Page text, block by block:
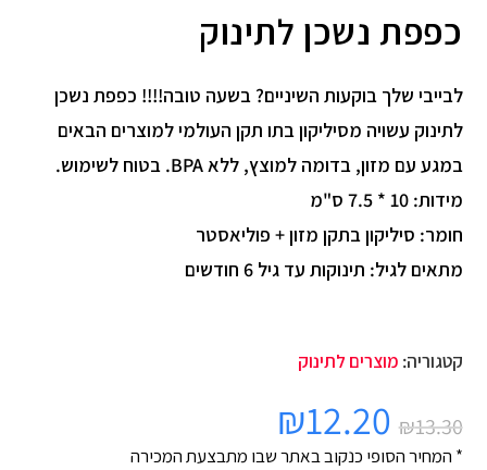
כפפת נשכן לתינוק
לבייבי שלך בוקעות השיניים? בשעה טובה!!!! כפפת נשכן
לתינוק עשויה מסיליקון בתו תקן העולמי למוצרים הבאים
במגע עם מזון, בדומה למוצץ, ללא BPA. בטוח לשימוש.
מידות: 10 * 7.5 ס"מ
חומר: סיליקון בתקן מזון + פוליאסטר
מתאים לגיל: תינוקות עד גיל 6 חודשים
קטגוריה: מוצרים לתינוק
₪13.30
₪12.20
* המחיר הסופי כנקוב באתר שבו מתבצעת המכירה